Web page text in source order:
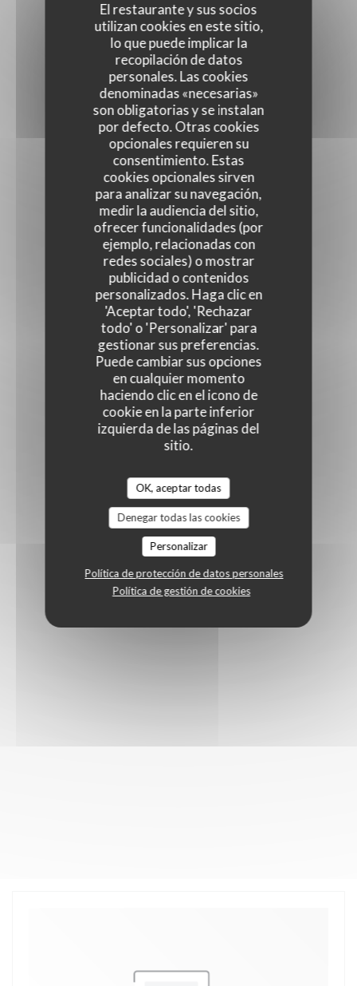
El restaurante y sus socios
utilizan cookies en este sitio,
lo que puede implicar la
recopilación de datos
personales. Las cookies
denominadas «necesarias»
son obligatorias y se instalan
por defecto. Otras cookies
opcionales requieren su
consentimiento. Estas
cookies opcionales sirven
para analizar su navegación,
medir la audiencia del sitio,
ofrecer funcionalidades (por
ejemplo, relacionadas con
redes sociales) o mostrar
publicidad o contenidos
personalizados. Haga clic en
'Aceptar todo', 'Rechazar
todo' o 'Personalizar' para
gestionar sus preferencias.
Puede cambiar sus opciones
en cualquier momento
haciendo clic en el icono de
cookie en la parte inferior
izquierda de las páginas del
sitio.
OK, aceptar todas
Denegar todas las cookies
Personalizar
Política de protección de datos personales
Política de gestión de cookies